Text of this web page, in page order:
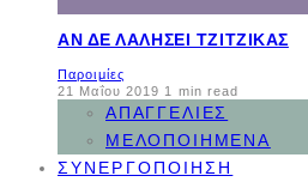
ΑΝ ΔΕ ΛΑΛΉΣΕΙ ΤΖΊΤΖΙΚΑΣ
Παροιμίες
21 Μαΐου 2019 1 min read
ΑΠΑΓΓΕΛΊΕΣ
ΜΕΛΟΠΟΙΗΜΈΝΑ
ΣΥΝΕΡΓΟΠΟΊΗΣΗ